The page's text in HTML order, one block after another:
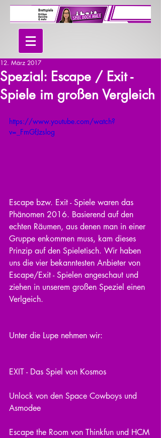
Spezial: Escape / Exit -
Spiele im großen Vergleich
12. März 2017
https://www.youtube.com/watch?
v=_FmGfJzslog
Escape bzw. Exit - Spiele waren das
Phänomen 2016. Basierend auf den
echten Räumen, aus denen man in einer
Gruppe enkommen muss, kam dieses
Prinzip auf den Spieletisch. Wir haben
uns die vier bekanntesten Anbieter von
Escape/Exit - Spielen angeschaut und
ziehen in unserem großen Speziel einen
Verlgeich.
Unter die Lupe nehmen wir:
EXIT - Das Spiel von Kosmos
Unlock von den Space Cowboys und
Asmodee
Escape the Room von Thinkfun und HCM